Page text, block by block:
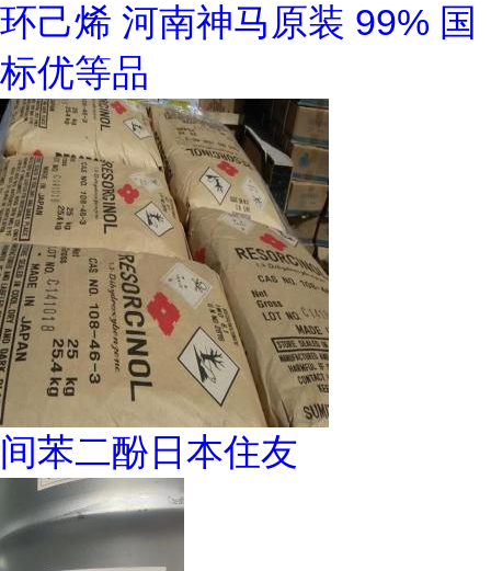
环己烯 河南神马原装 99% 国
标优等品
间苯二酚日本住友